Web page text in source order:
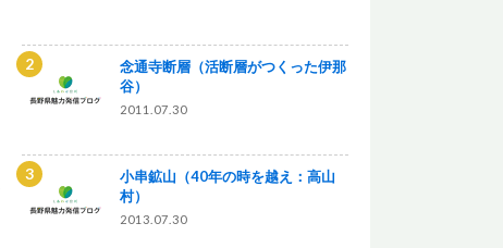
念通寺断層（活断層がつくった伊那
谷）
2011.07.30
小串鉱山（40年の時を越え：高山
村）
2013.07.30